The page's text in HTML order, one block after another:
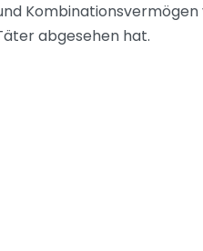
abgesehen hat.